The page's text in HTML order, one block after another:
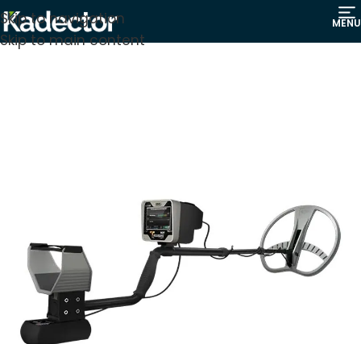
Skip to navigation
Skip to main content
MENU